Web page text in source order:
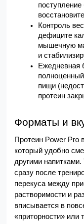
поступление
Контроль
дефиците
мышечную
и
Ежедневная
пищи
протеин
Форматы и
Протеин Power Pro
который удобно
другими
сразу после
перекуса между
растворимости и
вписывается в
«приторности» или